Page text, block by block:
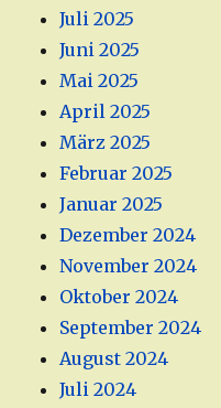
Juli 2025
Juni 2025
Mai 2025
April 2025
März 2025
Februar 2025
Januar 2025
Dezember 2024
November 2024
Oktober 2024
September 2024
August 2024
Juli 2024